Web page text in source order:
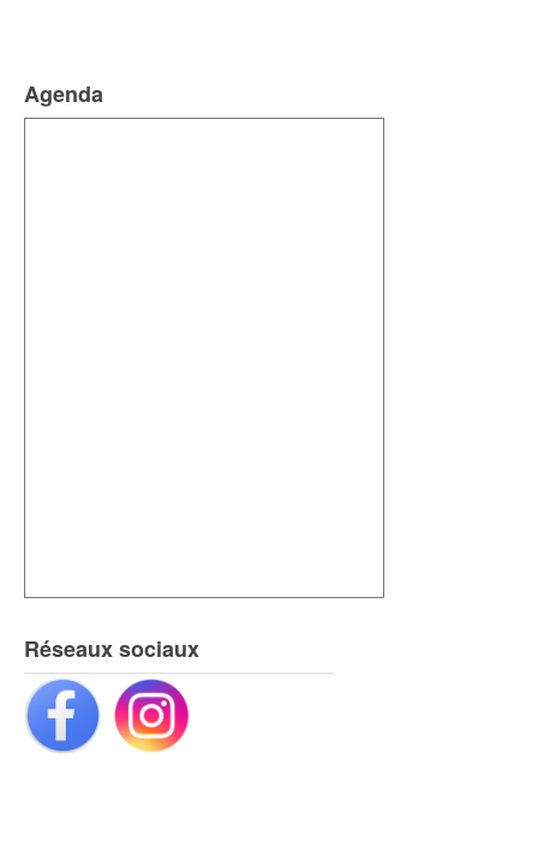
Agenda
Réseaux sociaux